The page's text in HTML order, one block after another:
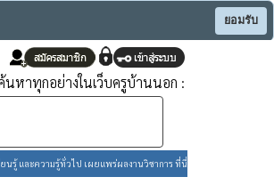
ยอมรับ
นหาทุกอย่างในเว็บครูบ้านนอก :
นรู้ และความรู้ทั่วไป เผยแพร่ผลงานวิชาการ ที่นี่